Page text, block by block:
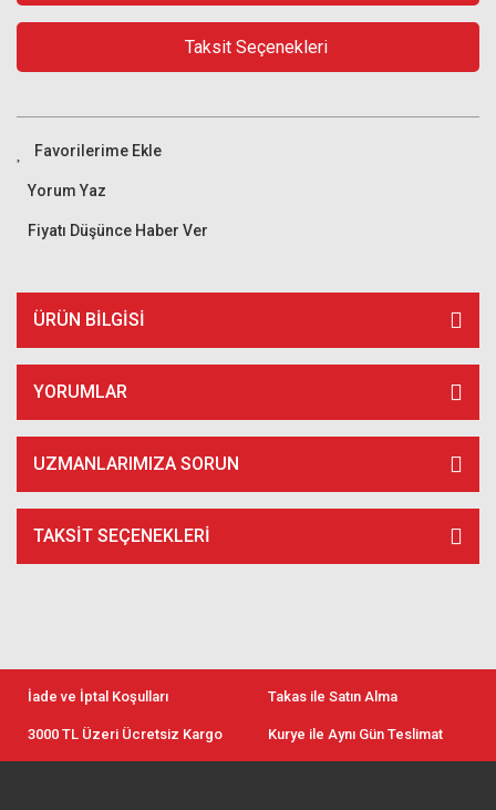
Taksit Seçenekleri
Yorum Yaz
Fiyatı Düşünce Haber Ver
ÜRÜN BILGISI
YORUMLAR
UZMANLARIMIZA SORUN
TAKSIT SEÇENEKLERI
İade ve İptal Koşulları Takas ile Satın Alma
3000 TL Üzeri Ücretsiz Kargo Kurye ile Aynı Gün Teslimat